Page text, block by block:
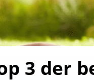
3 der